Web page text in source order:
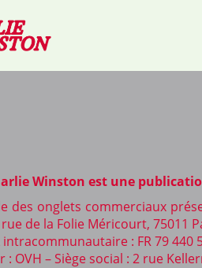
Winston est une
des onglets commerciaux
de la Folie Méricourt, 75011
intracommunautaire : FR 79 440
: OVH – Siège social : 2 rue